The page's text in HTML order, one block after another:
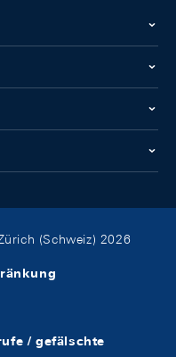
(Schweiz) 2026
/ gefälschte